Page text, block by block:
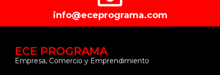
info@eceprograma.com
ECE PROGRAMA
Empresa, Comercio y Emprendimiento